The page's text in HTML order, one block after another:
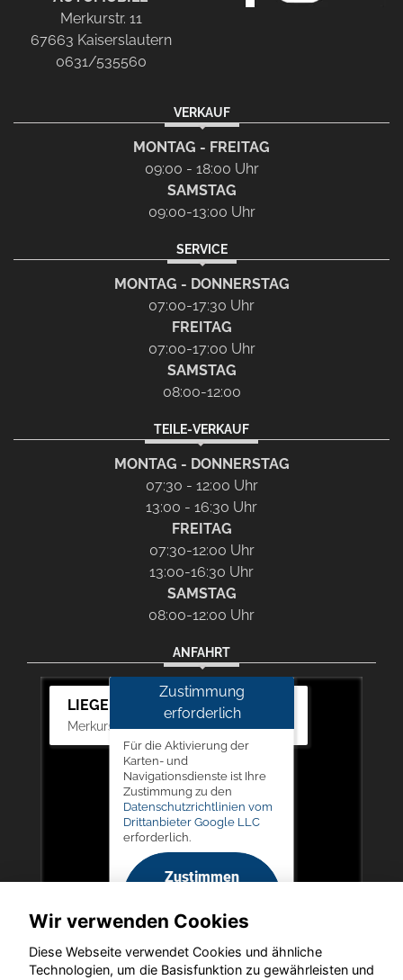
Merkurstr. 11
67663 Kaiserslautern
0631/535560
VERKAUF
MONTAG - FREITAG
09:00 - 18:00 Uhr
SAMSTAG
09:00-13:00 Uhr
SERVICE
MONTAG - DONNERSTAG
07:00-17:30 Uhr
FREITAG
07:00-17:00 Uhr
SAMSTAG
08:00-12:00
TEILE-VERKAUF
MONTAG - DONNERSTAG
07:30 - 12:00 Uhr
13:00 - 16:30 Uhr
FREITAG
07:30-12:00 Uhr
13:00-16:30 Uhr
SAMSTAG
08:00-12:00 Uhr
ANFAHRT
LIEGERT & BÖSKEN Automobile
Merkurstr. 11, 67663 Kaiserslautern
Zustimmung
erforderlich
Für die Aktivierung der
Karten- und
Navigationsdienste ist Ihre
Zustimmung zu den
Datenschutzrichtlinien vom
Drittanbieter Google LLC
erforderlich.
Zustimmen
aktivieren
Wir verwenden Cookies
Diese Webseite verwendet Cookies und ähnliche
Technologien, um die Basisfunktion zu gewährleisten und